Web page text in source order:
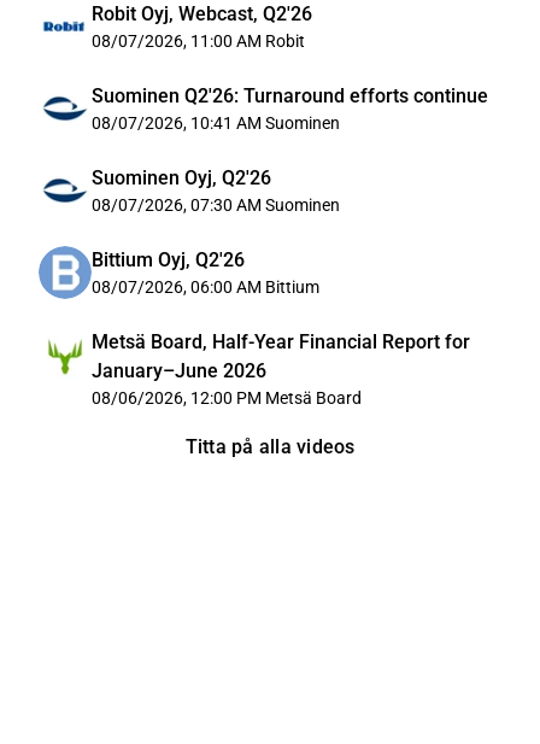
Robit Oyj, Webcast, Q2'26
08/07/2026, 11:00 AM Robit
Suominen Q2'26: Turnaround efforts continue
08/07/2026, 10:41 AM Suominen
Suominen Oyj, Q2'26
08/07/2026, 07:30 AM Suominen
Bittium Oyj, Q2'26
08/07/2026, 06:00 AM Bittium
Metsä Board, Half-Year Financial Report for
January–June 2026
08/06/2026, 12:00 PM Metsä Board
Titta på alla videos